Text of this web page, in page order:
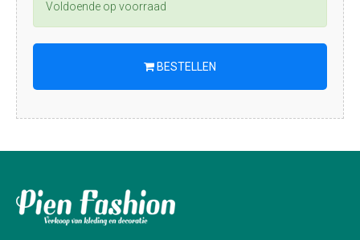
Voldoende op voorraad
 BESTELLEN